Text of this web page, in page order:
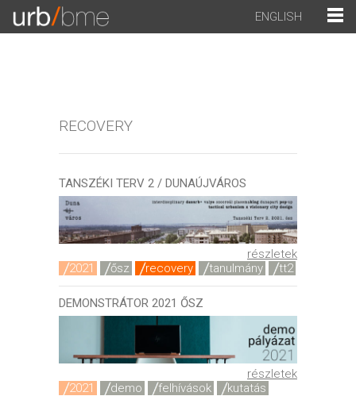
ENGLISH
RECOVERY
TANSZÉKI TERV 2 / DUNAÚJVÁROS
részletek
2021
ősz recovery tanulmány tt2
DEMONSTRÁTOR 2021 ŐSZ
részletek
2021
demo felhívások
kutatás